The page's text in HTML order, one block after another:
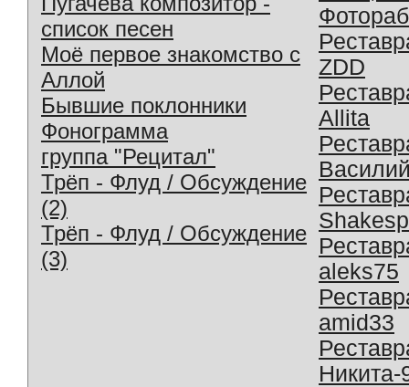
список песен
Моё первое знакомство с
Аллой
Бывшие поклонники
Фонограмма
группа "Рецитал"
Трёп - Флуд / Обсуждение
(2)
Трёп - Флуд / Обсуждение
(3)
ZDD
Allita
aleks75
amid33
Никита-